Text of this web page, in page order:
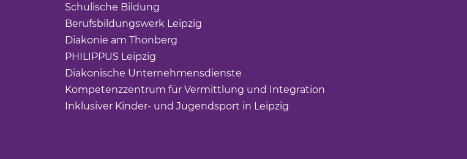
Schulische Bildung
Berufsbildungswerk Leipzig
Diakonie am Thonberg
PHILIPPUS Leipzig
Diakonische Unternehmensdienste
Kompetenzzentrum für Vermittlung und Integration
Inklusiver Kinder- und Jugendsport in Leipzig